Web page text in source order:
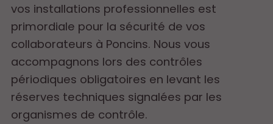
vos installations professionnelles est
primordiale pour la sécurité de vos
collaborateurs à Poncins. Nous vous
accompagnons lors des contrôles
périodiques obligatoires en levant les
réserves techniques signalées par les
organismes de contrôle.